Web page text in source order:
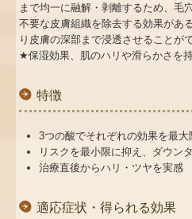
まで均一に融解・剥離するため、毛
不要な皮膚組織を除去する効果があ
り皮膚の深部まで浸透させることが
★保湿効果、肌のハリや滑らかさを
特徴
3つの酸でそれぞれの効果を最大
リスクを最小限に抑え、ダウン
治療直後からハリ・ツヤを実感
適応症状・得られる効果